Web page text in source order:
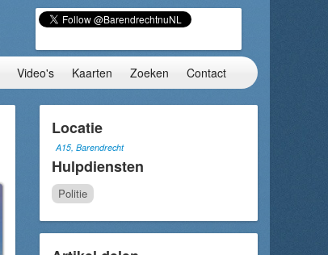
Video's Kaarten Zoeken Contact
Locatie
A15, Barendrecht
Hulpdiensten
Politie